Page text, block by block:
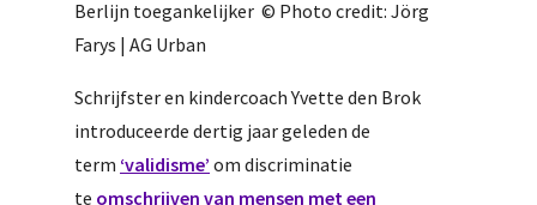
Berlijn toegankelijker © Photo credit: Jörg
Farys | AG Urban
Schrijfster en kindercoach Yvette den Brok
introduceerde dertig jaar geleden de
term ‘validisme’ om discriminatie
te omschrijven van mensen met een